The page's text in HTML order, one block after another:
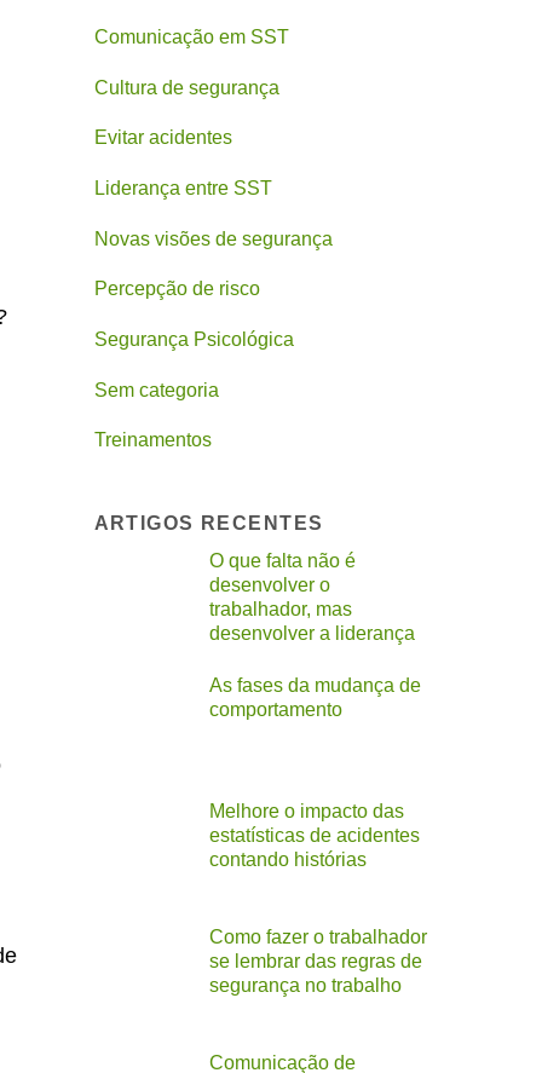
Comunicação em SST
Cultura de segurança
Evitar acidentes
Liderança entre SST
Novas visões de segurança
Percepção de risco
Segurança Psicológica
Sem categoria
Treinamentos
ARTIGOS RECENTES
O que falta não é
desenvolver o
trabalhador, mas
desenvolver a liderança
As fases da mudança de
comportamento
Melhore o impacto das
estatísticas de acidentes
contando histórias
Como fazer o trabalhador
se lembrar das regras de
segurança no trabalho
Comunicação de